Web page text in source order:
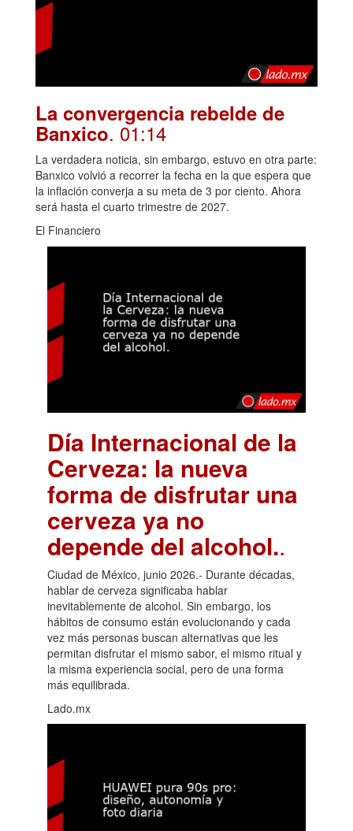
La convergencia rebelde de
Banxico. 01:14
La verdadera noticia, sin embargo, estuvo en otra parte:
Banxico volvió a recorrer la fecha en la que espera que
la inflación converja a su meta de 3 por ciento. Ahora
será hasta el cuarto trimestre de 2027.
El Financiero
Día Internacional de la
Cerveza: la nueva
forma de disfrutar una
cerveza ya no
depende del alcohol..
Ciudad de México, junio 2026.- Durante décadas,
hablar de cerveza significaba hablar
inevitablemente de alcohol. Sin embargo, los
hábitos de consumo están evolucionando y cada
vez más personas buscan alternativas que les
permitan disfrutar el mismo sabor, el mismo ritual y
la misma experiencia social, pero de una forma
más equilibrada.
Lado.mx